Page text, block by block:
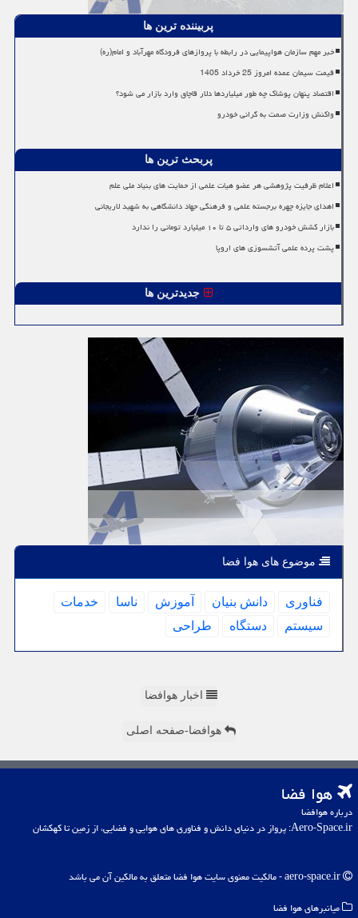
پربیننده ترین ها
خبر مهم سازمان هواپیمایی در رابطه با پروازهای فرودگاه مهرآباد و امام(ره)
قیمت سیمان عمده امروز 25 خرداد 1405
اقتصاد پنهان پوشاک چه طور میلیاردها دلار قاچاق وارد بازار می شود؟
واکنش وزارت صمت به گرانی خودرو
پربحث ترین ها
اعلام ظرفیت پژوهشی هر عضو هیات علمی از حمایت های بنیاد ملی علم
اهدای جایزه چهره برجسته علمی و فرهنگی جهاد دانشگاهی به شهید لاریجانی
بازار کشش خودرو های وارداتی ۵ تا ۱۰ میلیارد تومانی را ندارد
پشت پرده علمی آتشسوزی های اروپا
جدیدترین ها
موضوع های هوا فضا
فناوری دانش بنیان آموزش ناسا
خدمات
سیستم
دستگاه طراحی
اخبار هوافضا
هوافضا-صفحه اصلی
هوا فضا
درباره هوافضا
Aero-Space.ir: پرواز در دنیای دانش و فناوری های هوایی و فضایی، از زمین تا کهکشان
میانبرهای هوا فضا